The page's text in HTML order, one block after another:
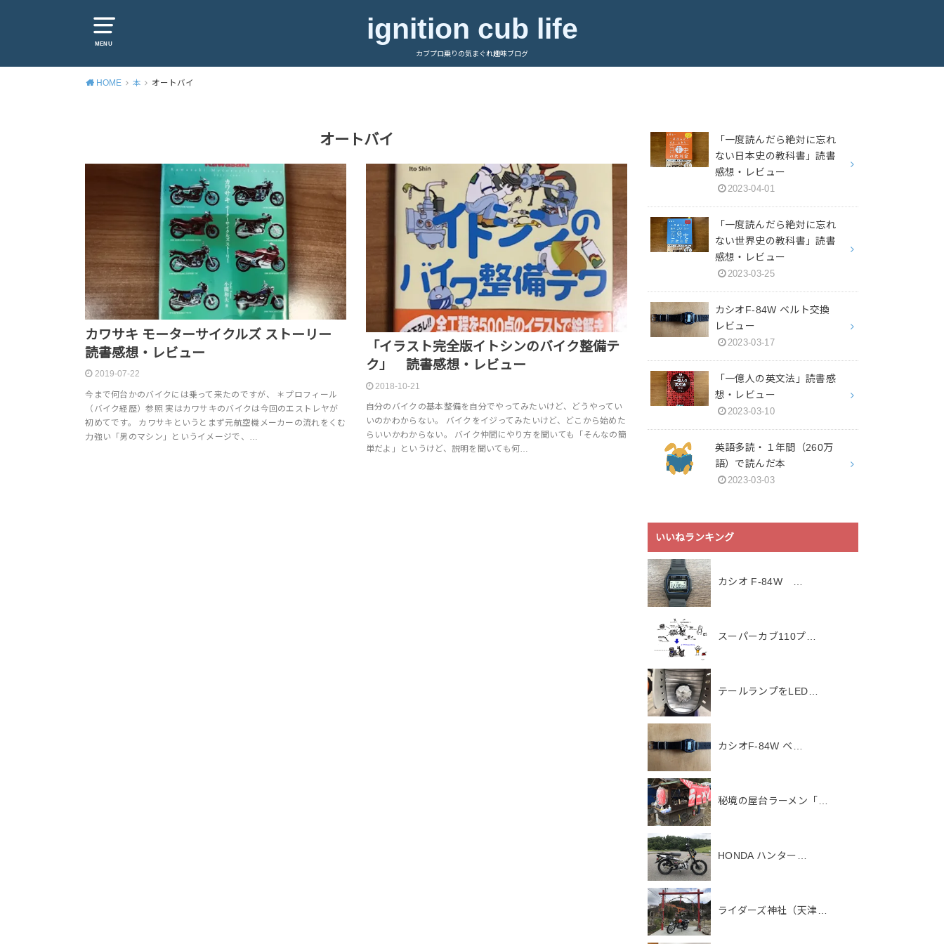
MENU ignition cub life
カブプロ乗りの気まぐれ趣味ブログ
HOME 本 オートバイ
オートバイ
カワサキ モーターサイクルズ ストーリー
読書感想・レビュー
2019-07-22
今まで何台かのバイクには乗って来たのですが、 ＊プロフィール
（バイク経歴）参照 実はカワサキのバイクは今回のエストレヤが
初めてです。 カワサキというとまず元航空機メーカーの流れをくむ
力強い「男のマシン」というイメージで、…
「イラスト完全版イトシンのバイク整備テ
ク」 読書感想・レビュー
2018-10-21
自分のバイクの基本整備を自分でやってみたいけど、どうやってい
いのかわからない。 バイクをイジってみたいけど、どこから始めた
らいいかわからない。 バイク仲間にやり方を聞いても「そんなの簡
単だよ」というけど、説明を聞いても何…
「一度読んだら絶対に忘れ
ない日本史の教科書」読書
感想・レビュー
2023-04-01
「一度読んだら絶対に忘れ
ない世界史の教科書」読書
感想・レビュー
2023-03-25
カシオF-84W ベルト交換
レビュー
2023-03-17
「一億人の英文法」読書感
想・レビュー
2023-03-10
英語多読・１年間（260万
語）で読んだ本
2023-03-03
いいねランキング
カシオ F-84W …
スーパーカブ110プ…
テールランプをLED…
カシオF-84W ベ…
秘境の屋台ラーメン「…
HONDA ハンター…
ライダーズ神社（天津…